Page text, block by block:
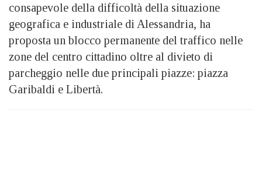
consapevole della difficoltà della situazione
geografica e industriale di Alessandria, ha
proposta un blocco permanente del traffico nelle
zone del centro cittadino oltre al divieto di
parcheggio nelle due principali piazze: piazza
Garibaldi e Libertà.